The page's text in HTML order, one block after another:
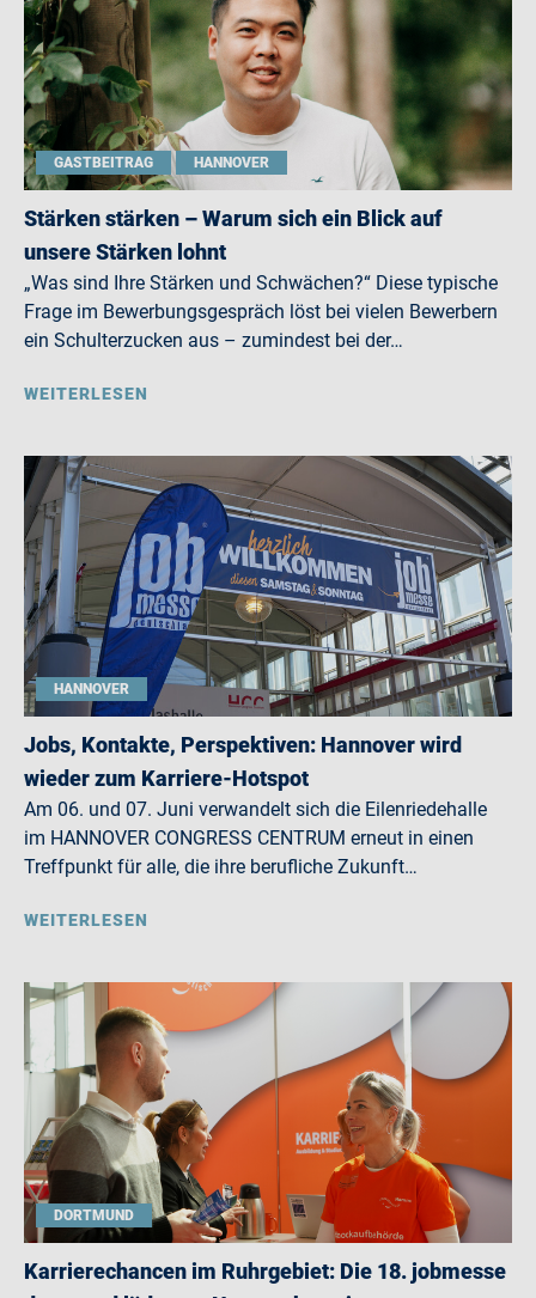
GASTBEITRAG HANNOVER
Stärken stärken – Warum sich ein Blick auf
unsere Stärken lohnt
„Was sind Ihre Stärken und Schwächen?“ Diese typische
Frage im Bewerbungsgespräch löst bei vielen Bewerbern
ein Schulterzucken aus – zumindest bei der…
WEITERLESEN
HANNOVER
Jobs, Kontakte, Perspektiven: Hannover wird
wieder zum Karriere-Hotspot
Am 06. und 07. Juni verwandelt sich die Eilenriedehalle
im HANNOVER CONGRESS CENTRUM erneut in einen
Treffpunkt für alle, die ihre berufliche Zukunft…
WEITERLESEN
DORTMUND
Karrierechancen im Ruhrgebiet: Die 18. jobmesse